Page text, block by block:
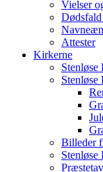
Vielser
Dødsfald
Attester
Kirkerne
Stenløse
Stenløse
Billeder
Stenløse